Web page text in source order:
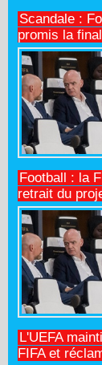
Scandale :
promis la
Football : la
retrait du
L'UEFA
FIFA et